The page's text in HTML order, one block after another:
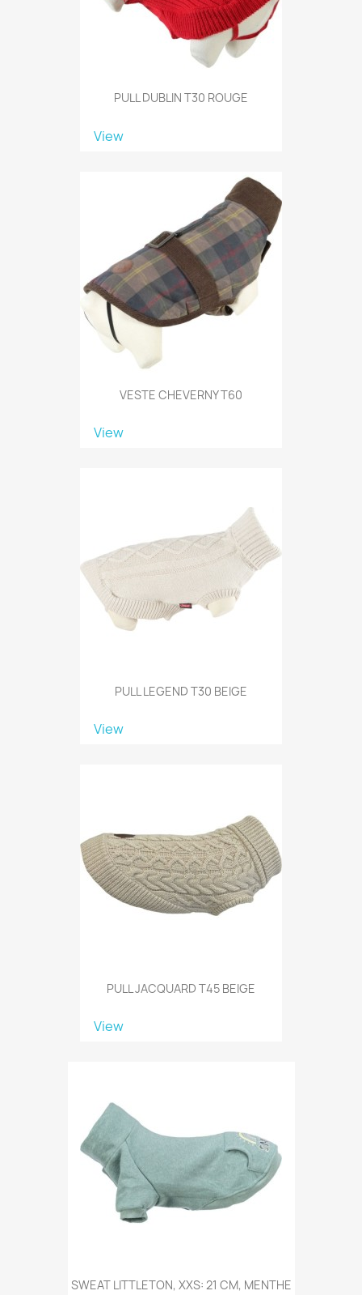
PULL DUBLIN T30 ROUGE
View
VESTE CHEVERNY T60
View
PULL LEGEND T30 BEIGE
View
PULL JACQUARD T45 BEIGE
View
SWEAT LITTLETON, XXS: 21 CM, MENTHE